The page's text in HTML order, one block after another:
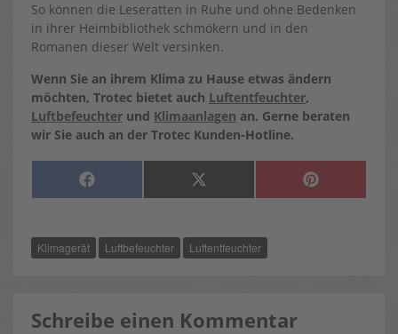
So können die Leseratten in Ruhe und ohne Bedenken
in ihrer Heimbibliothek schmökern und in den
Romanen dieser Welt versinken.
Wenn Sie an ihrem Klima zu Hause etwas ändern
möchten, Trotec bietet auch Luftentfeuchter,
Luftbefeuchter und Klimaanlagen an. Gerne beraten
wir Sie auch an der Trotec Kunden-Hotline.
SHARE
F
A
O
K
SHARE
X
(
T
T
E
SHARE
P
I
Klimagerät Luftbefeuchter Luftentfeuchter
Schreibe einen Kommentar